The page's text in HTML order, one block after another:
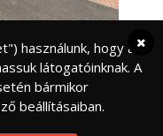
–
Jocó bácsi világa
a táborok
használunk, hogy a
látogatóinknak. A
bármikor
beállításaiban.